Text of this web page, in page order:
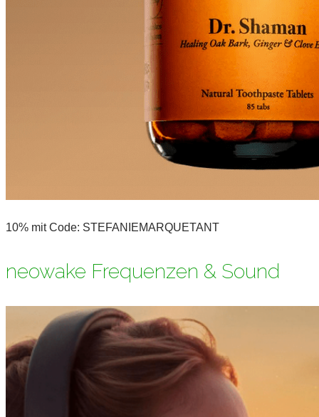
10% mit Code: STEFANIEMARQUETANT
neowake Frequenzen & Sound